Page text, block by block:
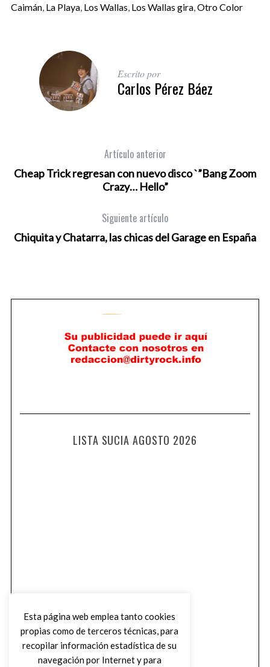
Caimán, La Playa, Los Wallas, Los Wallas gira,Otro Color
Escrito por
Carlos Pérez Báez
Artículo anterior
Cheap Trick regresan con nuevo disco `”Bang Zoom
Crazy… Hello”
Siguiente artículo
Chiquita y Chatarra, las chicas del Garage en España
LISTA SUCIA AGOSTO 2026
Esta página web emplea tanto cookies
propias como de terceros técnicas, para
recopilar información estadística de su
navegación por Internet y para